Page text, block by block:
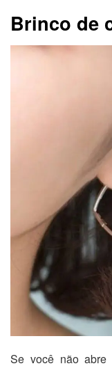
Brinco de
Se você não